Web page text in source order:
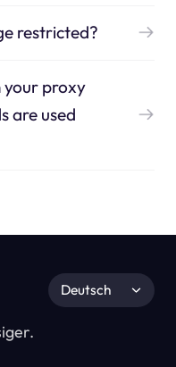
restricted?
your proxy
are used
Deutsch